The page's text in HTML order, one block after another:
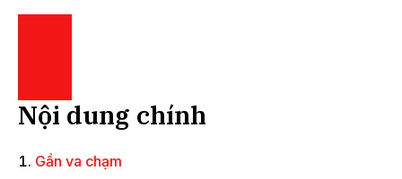
Nội dung chính
Gần va chạm